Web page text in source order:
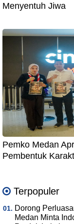
Menyentuh Jiwa
Pemko Medan
Pembentuk
Terpopuler
Dorong
Medan Minta